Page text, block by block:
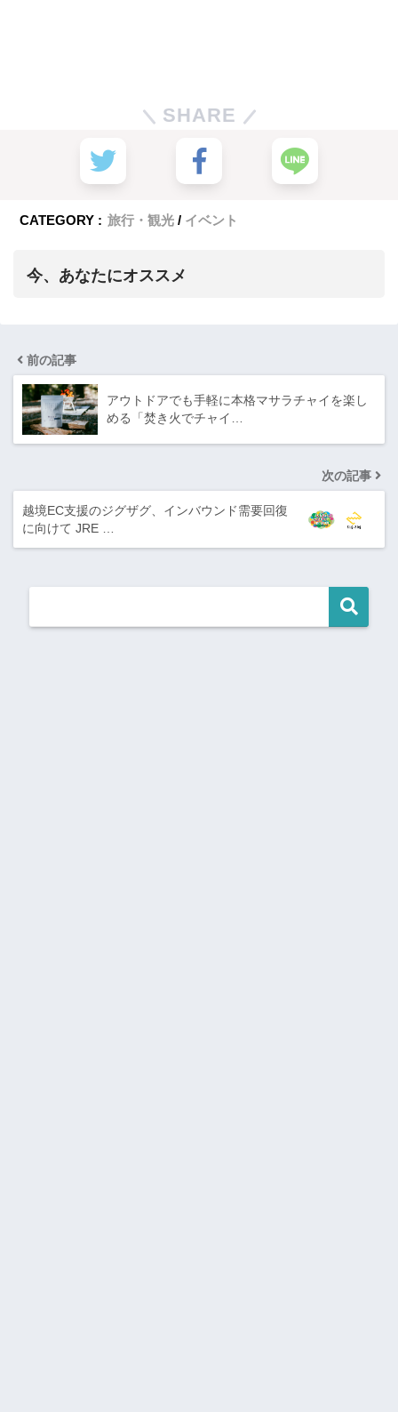
SHARE
CATEGORY : 旅行・観光 イベント
今、あなたにオススメ
前の記事
アウトドアでも手軽に本格マサラチャイを楽し
める「焚き火でチャイ…
次の記事
越境EC支援のジグザグ、インバウンド需要回復
に向けて JRE …